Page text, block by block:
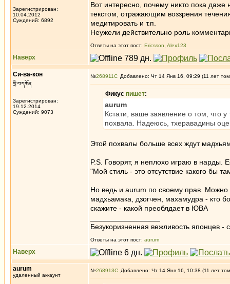
Зарегистрирован:
10.04.2012
Суждений: 6892
Вот интересно, почему никто пока
текстом, отражающим воззрения
медитировать и т.п.
Неужели действительно роль
Ответы на этот пост: Ericsson Alex123
Наверх
Си-ва-кон
སྲི་བ་དཀོན
Зарегистрирован:
19.12.2014
Суждений: 9073
№268911 Добавлено: Чт 14 Янв 16, 09:29 (11 лет
Фикус пишет:
aurum
Кстати, ваше заявление о том, что
похвала. Надеюсь, тхеравадины
Этой похвалы больше всех ждут
P.S. Говорят, я неплохо играю в нарды.
"Мой стиль - это отсутствие какого бы
Но ведь и aurum по своему прав. Можно
мадхьамака, дзогчен, махамудра - кто
скажите - какой преоблдает в ЮВА
Безукоризненная вежливость японцев -
Ответы на этот пост: aurum
Наверх
aurum
удаленный аккаунт
№268913 Добавлено: Чт 14 Янв 16, 10:38 (11 лет